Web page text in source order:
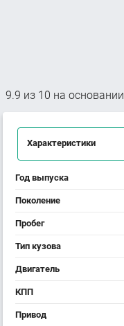
9.9 из 10 на основании
Характеристики
Год выпуска
Поколение
Пробег
Тип кузова
Двигатель
КПП
Привод